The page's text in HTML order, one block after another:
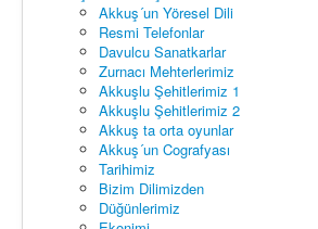
Akkuş´un Yöresel Dili
Resmi Telefonlar
Davulcu Sanatkarlar
Zurnacı Mehterlerimiz
Akkuşlu Şehitlerimiz 1
Akkuşlu Şehitlerimiz 2
Akkuş ta orta oyunlar
Akkuş´un Cografyası
Tarihimiz
Bizim Dilimizden
Düğünlerimiz